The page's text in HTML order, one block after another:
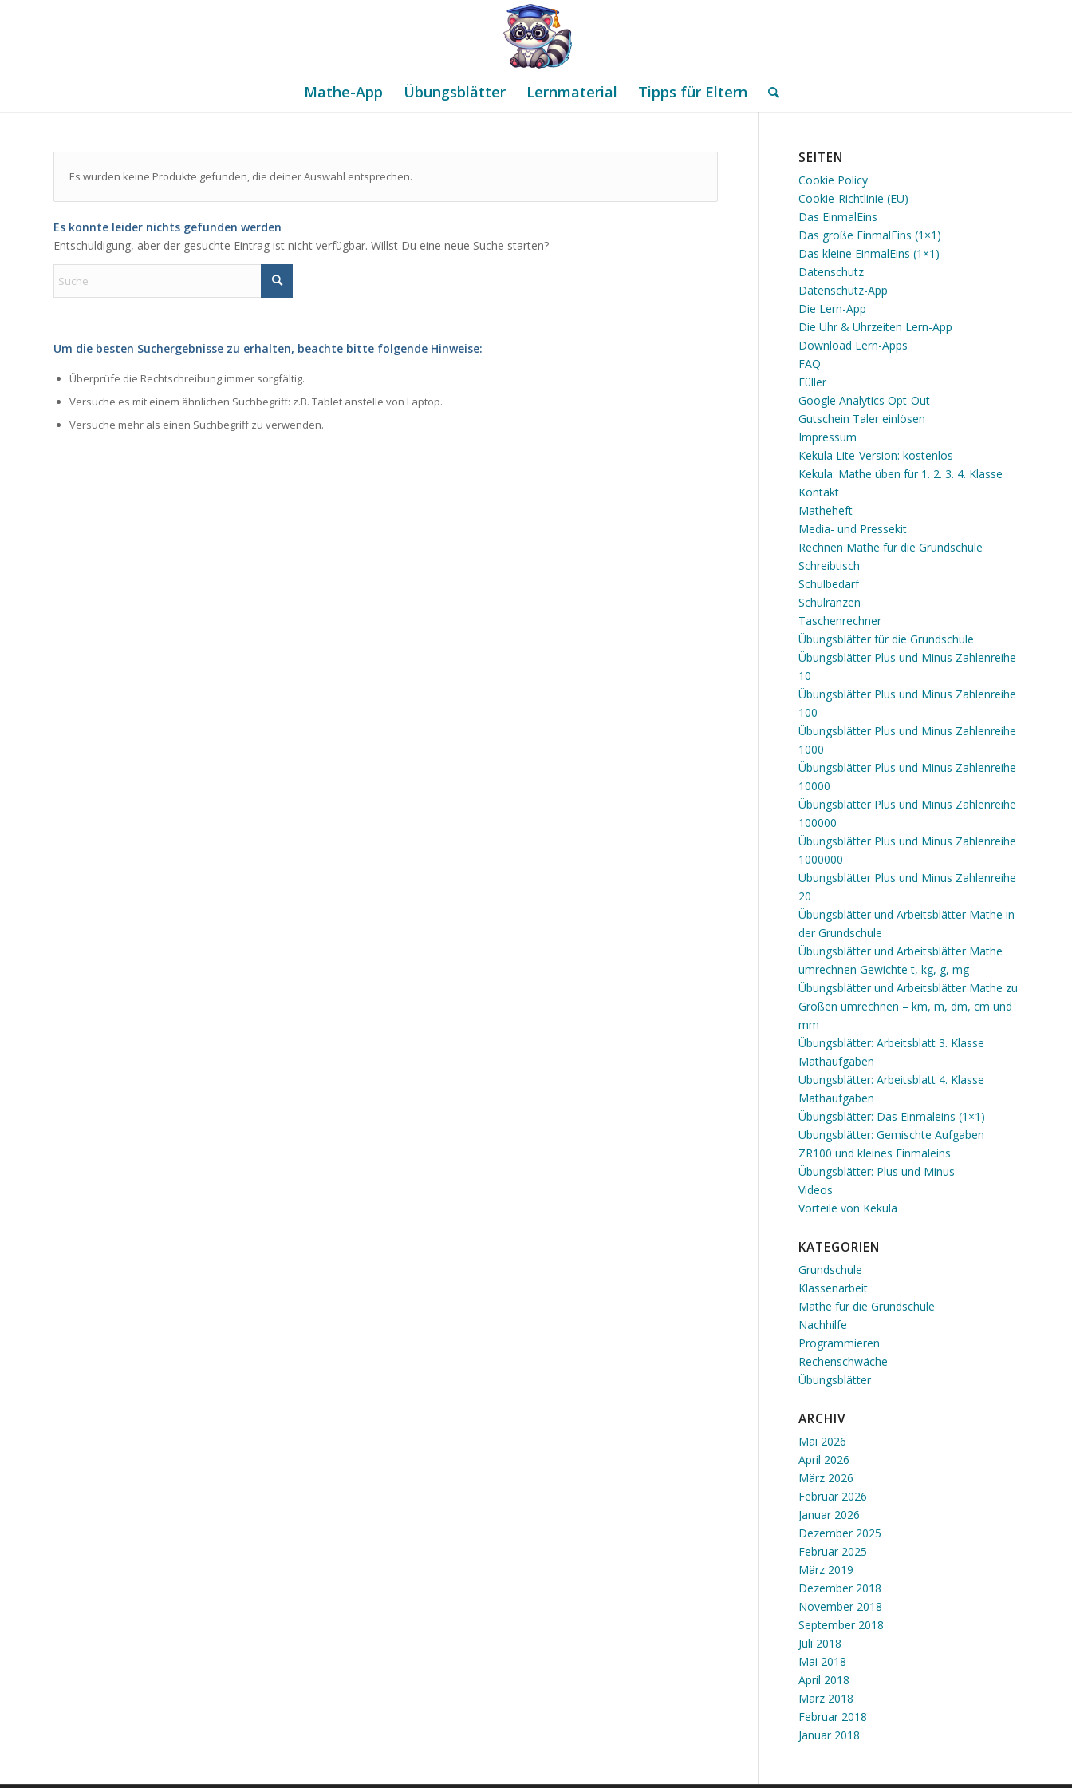
Mathe-App Übungsblätter Lernmaterial Tipps für Eltern
Es wurden keine Produkte gefunden, die deiner Auswahl entsprechen.
Es konnte leider nichts gefunden werden
Entschuldigung, aber der gesuchte Eintrag ist nicht verfügbar. Willst Du eine neue Suche starten?
Um die besten Suchergebnisse zu erhalten, beachte bitte folgende Hinweise:
Überprüfe die Rechtschreibung immer sorgfältig.
Versuche es mit einem ähnlichen Suchbegriff: z.B. Tablet anstelle von Laptop.
Versuche mehr als einen Suchbegriff zu verwenden.
SEITEN
Cookie Policy
Cookie-Richtlinie (EU)
Das EinmalEins
Das große EinmalEins (1×1)
Das kleine EinmalEins (1×1)
Datenschutz
Datenschutz-App
Die Lern-App
Die Uhr & Uhrzeiten Lern-App
Download Lern-Apps
FAQ
Füller
Google Analytics Opt-Out
Gutschein Taler einlösen
Impressum
Kekula Lite-Version: kostenlos
Kekula: Mathe üben für 1. 2. 3. 4. Klasse
Kontakt
Matheheft
Media- und Pressekit
Rechnen Mathe für die Grundschule
Schreibtisch
Schulbedarf
Schulranzen
Taschenrechner
Übungsblätter für die Grundschule
Übungsblätter Plus und Minus Zahlenreihe
10
Übungsblätter Plus und Minus Zahlenreihe
100
Übungsblätter Plus und Minus Zahlenreihe
1000
Übungsblätter Plus und Minus Zahlenreihe
10000
Übungsblätter Plus und Minus Zahlenreihe
100000
Übungsblätter Plus und Minus Zahlenreihe
1000000
Übungsblätter Plus und Minus Zahlenreihe
20
Übungsblätter und Arbeitsblätter Mathe in
der Grundschule
Übungsblätter und Arbeitsblätter Mathe
umrechnen Gewichte t, kg, g, mg
Übungsblätter und Arbeitsblätter Mathe zu
Größen umrechnen – km, m, dm, cm und
mm
Übungsblätter: Arbeitsblatt 3. Klasse
Mathaufgaben
Übungsblätter: Arbeitsblatt 4. Klasse
Mathaufgaben
Übungsblätter: Das Einmaleins (1×1)
Übungsblätter: Gemischte Aufgaben
ZR100 und kleines Einmaleins
Übungsblätter: Plus und Minus
Videos
Vorteile von Kekula
KATEGORIEN
Grundschule
Klassenarbeit
Mathe für die Grundschule
Nachhilfe
Programmieren
Rechenschwäche
Übungsblätter
ARCHIV
Mai 2026
April 2026
März 2026
Februar 2026
Januar 2026
Dezember 2025
Februar 2025
März 2019
Dezember 2018
November 2018
September 2018
Juli 2018
Mai 2018
April 2018
März 2018
Februar 2018
Januar 2018